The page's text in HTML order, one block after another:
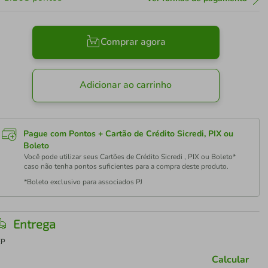
Comprar agora
Adicionar ao carrinho
Pague com Pontos + Cartão de Crédito Sicredi, PIX ou
Boleto
Você pode utilizar seus Cartões de Crédito Sicredi , PIX ou Boleto*
caso não tenha pontos suficientes para a compra deste produto.
*Boleto exclusivo para associados PJ
Entrega
Calcular